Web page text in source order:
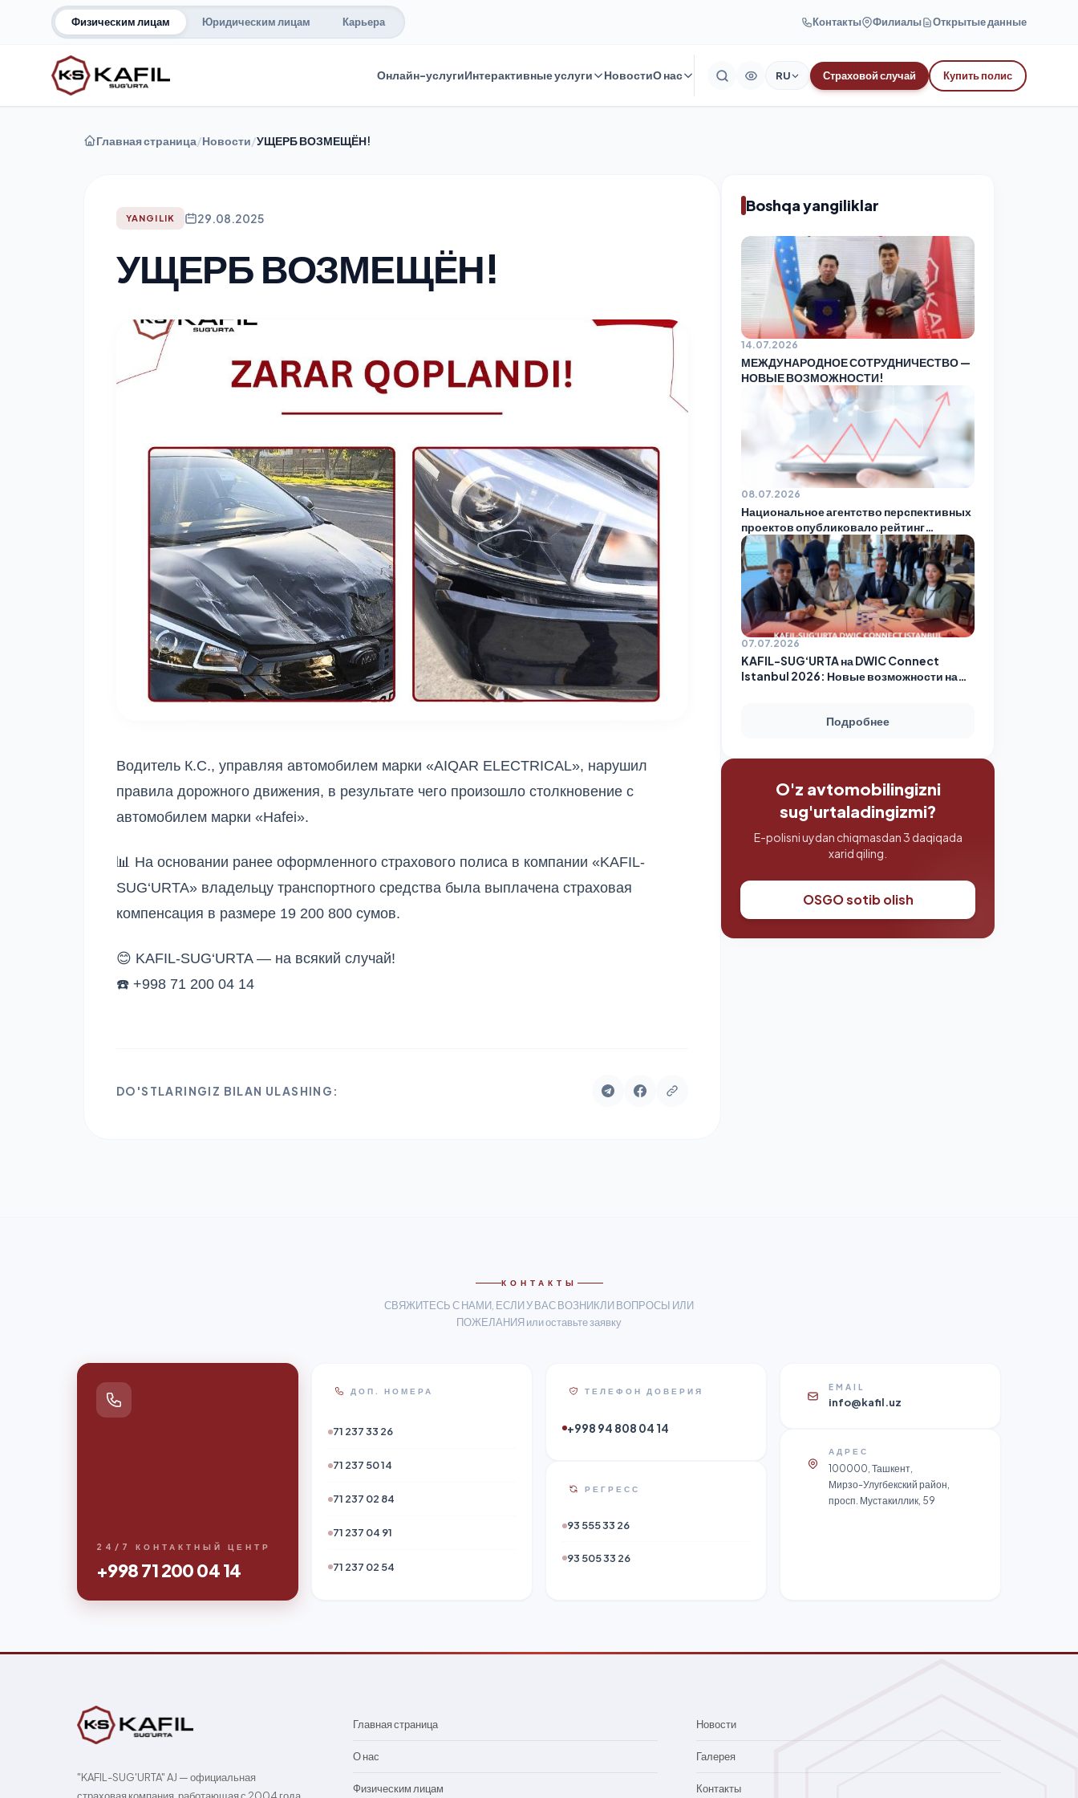
Физическим лицам Юридическим лицам Карьера Контакты Филиалы Открытые данные
Онлайн-услугиИнтерактивные услуги НовостиО нас RU Страховой случай Купить полис
Главная страница/Новости/УЩЕРБ ВОЗМЕЩЁН!
YANGILIK 29.08.2025
УЩЕРБ ВОЗМЕЩЁН!
Водитель К.С., управляя автомобилем марки «AIQAR ELECTRICAL», нарушил
правила дорожного движения, в результате чего произошло столкновение с
автомобилем марки «Hafei».
📊 На основании ранее оформленного страхового полиса в компании «KAFIL-
SUG‘URTA» владельцу транспортного средства была выплачена страховая
компенсация в размере 19 200 800 сумов.
😊 KAFIL-SUG‘URTA — на всякий случай!
☎️ +998 71 200 04 14
DO'STLARINGIZ BILAN ULASHING:
Boshqa yangiliklar
14.07.2026
МЕЖДУНАРОДНОЕ СОТРУДНИЧЕСТВО —
НОВЫЕ ВОЗМОЖНОСТИ!
08.07.2026
Национальное агентство перспективных
проектов опубликовало рейтинг
страховых организаций по итогам мая!
07.07.2026
KAFIL-SUG‘URTA на DWIC Connect
Istanbul 2026: Новые возможности на
Подробнее
O'z avtomobilingizni
sug'urtaladingizmi?
E-polisni uydan chiqmasdan 3 daqiqada
xarid qiling.
OSGO sotib olish
КОНТАКТЫ
СВЯЖИТЕСЬ С НАМИ, ЕСЛИ У ВАС ВОЗНИКЛИ ВОПРОСЫ ИЛИ
ПОЖЕЛАНИЯ или оставьте заявку
24/7 КОНТАКТНЫЙ ЦЕНТР
+998 71 200 04 14
ДОП. НОМЕРА
71 237 33 26
71 237 50 14
71 237 02 84
71 237 04 91
71 237 02 54
ТЕЛЕФОН ДОВЕРИЯ
+998 94 808 04 14
РЕГРЕСС
93 555 33 26
93 505 33 26
EMAIL
info@kafil.uz
АДРЕС
100000, Ташкент,
Мирзо-Улугбекский район,
просп. Мустакиллик, 59
"KAFIL-SUG'URTA" AJ — официальная
Главная страница Новости
О нас Галерея
Физическим лицам Контакты